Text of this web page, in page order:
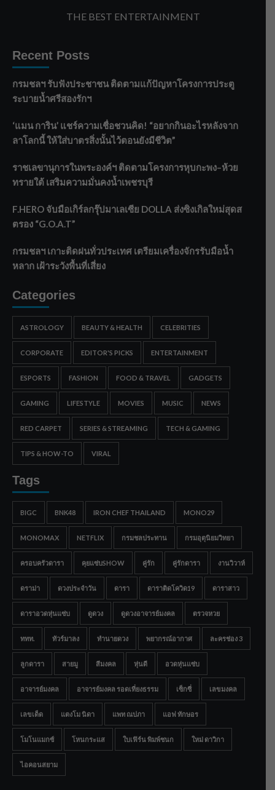
THE BEST ENTERTAINMENT
Recent Posts
กรมชลฯ รับฟังประชาชน ติดตามแก้ปัญหาโครงการประตู
ระบายน้ำศรีสองรักฯ
‘แมน การิน’ แชร์ความเชื่อชวนคิด! “อยากกินอะไรหลังจาก
ลาโลกนี้ ให้ใส่บาตรสิ่งนั้นไว้ตอนยังมีชีวิต”
ราชเลขานุการในพระองค์ฯ ติดตามโครงการหุบกะพง–ห้วย
ทรายใต้ เสริมความมั่นคงน้ำเพชรบุรี
F.HERO จับมือเกิร์ลกรุ๊ปมาเลเซีย DOLLA ส่งซิงเกิลใหม่สุดส
ตรอง “G.O.A.T”
กรมชลฯ เกาะติดฝนทั่วประเทศ เตรียมเครื่องจักรรับมือน้ำ
หลาก เฝ้าระวังพื้นที่เสี่ยง
Categories
ASTROLOGY BEAUTY & HEALTH CELEBRITIES
CORPORATE EDITOR'S PICKS ENTERTAINMENT
ESPORTS FASHION FOOD & TRAVEL GADGETS
GAMING LIFESTYLE MOVIES MUSIC NEWS
RED CARPET SERIES & STREAMING TECH & GAMING
TIPS & HOW-TO VIRAL
Tags
BIGC BNK48 IRON CHEF THAILAND MONO29
MONOMAX NETFLIX กรมชลประทาน กรมอุตุนิยมวิทยา
ครอบครัวดารา คุยแซ่บSHOW คู่รัก คู่รักดารา งานวิวาห์
ดราม่า ดวงประจำวัน ดารา ดาราติดโควิด19 ดาราสาว
ดาราอวดหุ่นแซ่บ ดูดวง ดูดวงอาจารย์มงคล ตรวจหวย
ททท. ทัวร์มาลง ทำนายดวง พยากรณ์อากาศ ละครช่อง 3
ลูกดารา สายมู สีมงคล หุ่นดี อวดหุ่นแซ่บ
อาจารย์มงคล อาจารย์มงคล รอดเที่ยงธรรม เซ็กซี่ เลขมงคล
เลขเด็ด แตงโม นิดา แพท ณปภา แอฟ ทักษอร
โมโนแมกซ์ โหนกระแส ใบเฟิร์น พิมพ์ชนก ใหม่ ดาวิกา
ไอคอนสยาม